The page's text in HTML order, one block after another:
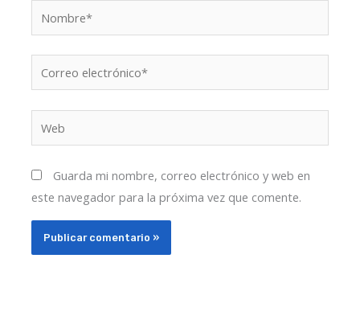
electrónico*
Guarda mi nombre, correo electrónico y web en
este navegador para la próxima vez que comente.